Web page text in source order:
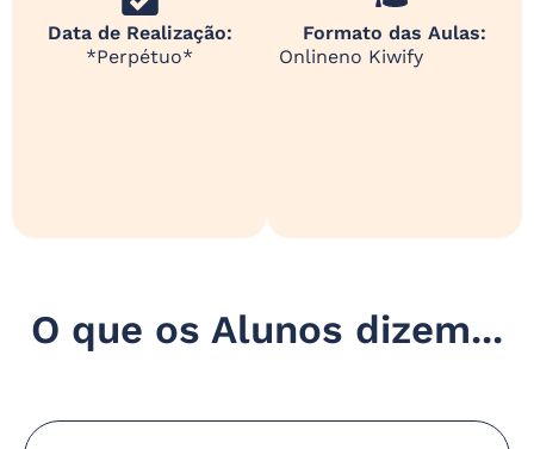
Data de Realização:
*Perpétuo*
Formato das Aulas:
Onlineno Kiwify
O que os Alunos dizem...